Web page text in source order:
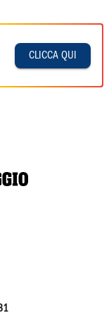
CLICCA QUI